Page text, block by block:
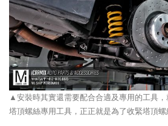
▲安裝時其實還需要配合合適及專用的工具
塔頂螺絲專用工具，正正就是為了收緊塔頂螺